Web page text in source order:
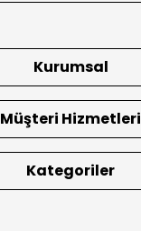
Kurumsal
Müşteri Hizmetleri
Kategoriler